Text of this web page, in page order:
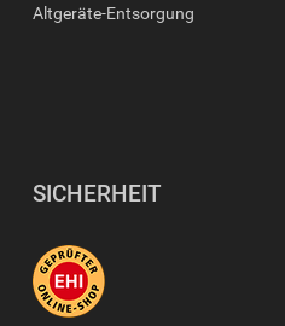
Altgeräte-Entsorgung
SICHERHEIT